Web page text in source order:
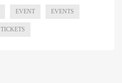
EVENT EVENTS
TICKETS